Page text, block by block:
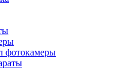
фотокамеры